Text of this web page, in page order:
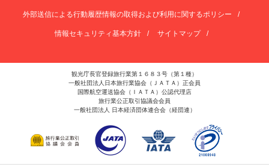
外部送信による行動履歴情報の取得および利用に関するポリシー
情報セキュリティ基本方針 サイトマップ
観光庁長官登録旅行業第１６８３号（第１種）
一般社団法人日本旅行業協会（ＪＡＴＡ）正会員
国際航空運送協会（ＩＡＴＡ）公認代理店
旅行業公正取引協議会会員
一般社団法人 日本経済団体連合会（経団連）